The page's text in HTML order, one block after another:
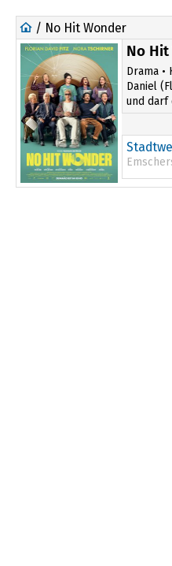
/ No Hit Wonder
No
Drama •
Daniel
und darf